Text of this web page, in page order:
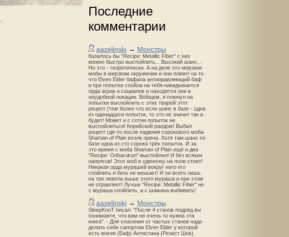
Последние
комментарии
aazelinski → Монстры
Казалось бы "Recipe: Metallic Fiber" с них
можно быстро выспойлить... Высокий шанс...
Но это - теоретически. А на деле это мерзкие
мобы в мерзком окружении и они плюют на то
что Elven Elder бафала антиоравляющий баф
и при попытке спойла на тебя накидывается
орда агров и социалов и находятся они в
неудобной локации. Вобщем, я плюнул на
попытки выспойлить с этих тварей этот
рецепт (тем более что если шанс в базе - одна
из одинадцати попыток, то это не значит так и
будет! Может и с сотни попыток не
выспойлиться! Корейский рандом! Выбил
рецепт где-то после падения сорокового моба
Shaman of Plain возле орена. Хотя там шанс по
базе одна из сто сорока трёх попыток. И за
это время с моба Shaman of Plain ещё и два
"Recipe: Oriharukon" выспойлил! И без всяких
напрягов! Этот моб в одиночку на поле стоит!
Никакая орда мурашей вокруг него его
спойлить и бить не мешает! И он всего лишь
на три левела выше этого мураша и при этом
не отравляет! Лучше "Recipe: Metallic Fiber" не
с мураша спойлить, а с шамана выбивать!
aazelinski → Монстры
SleepKnoT писал: "После 4 станов подряд вы
понимаете, что вам не очень то нужна эта
книга". - Для спасения от частых станов надо
делать себе сапортом Elven Elder у которой
есть магия (Баф) Антистана (Резист Шок).